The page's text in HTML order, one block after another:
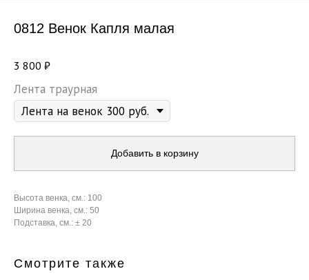
0812 Венок Капля малая
3 800 ₽
Лента траурная
Добавить в корзину
Высота венка, см.: 100
Ширина венка, см.: 50
Подставка, см.: ± 20
Смотрите также